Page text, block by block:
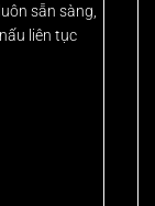
sẵn sàng,
liên tục